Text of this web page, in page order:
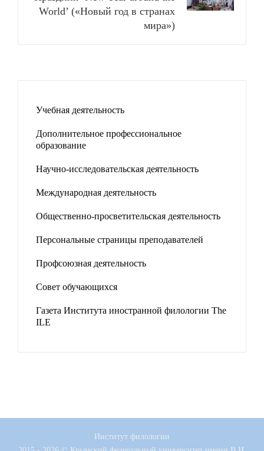
World’ («Новый год в странах
мира»)
Учебная деятельность
Дополнительное профессиональное
образование
Научно-исследовательская деятельность
Международная деятельность
Общественно-просветительская деятельность
Персональные страницы преподавателей
Профсоюзная деятельность
Совет обучающихся
Газета Института иностранной филологии The
ILE
Институт филологии